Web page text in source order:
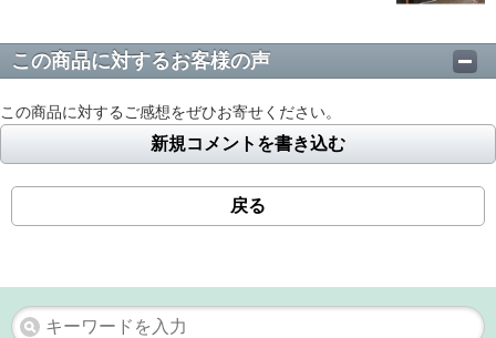
この商品に対するお客様の声
この商品に対するご感想をぜひお寄せください。
新規コメントを書き込む
戻る